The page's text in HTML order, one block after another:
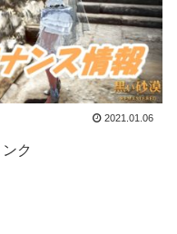
2021.01.06
ク